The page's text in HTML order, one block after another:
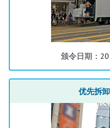
颁令日期：
优先拆